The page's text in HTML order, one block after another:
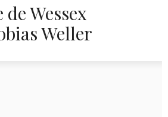
Wessex
Weller